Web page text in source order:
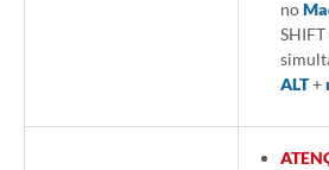
no
ALT+